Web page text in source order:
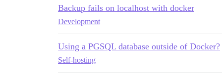
Backup fails on localhost with docker
Development
Using a PGSQL database outside of Docker?
Self-hosting